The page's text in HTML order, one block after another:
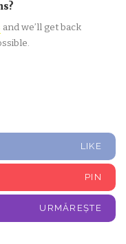
and we’ll get back
LIKE
PIN
URMĂREȘTE